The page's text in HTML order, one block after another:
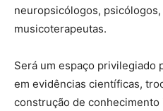
neuropsicólogos,
musicoterapeutas.
Será um espaço privilegiado
em evidências científicas,
construção de